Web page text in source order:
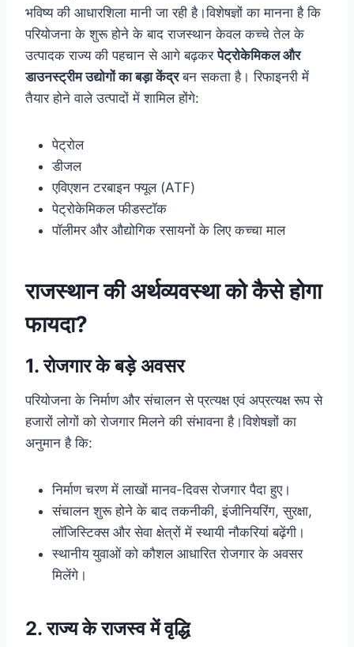
भविष्य की आधारशिला मानी जा रही है।विशेषज्ञों का मानना है कि
परियोजना के शुरू होने के बाद राजस्थान केवल कच्चे तेल के
उत्पादक राज्य की पहचान से आगे बढ़करपेट्रोकेमिकल और
डाउनस्ट्रीम उद्योगों का बड़ा केंद्रबन सकता है। रिफाइनरी में
तैयार होने वाले उत्पादों में शामिल होंगे:
पेट्रोल
डीजल
एविएशन टरबाइन फ्यूल (ATF)
पेट्रोकेमिकल फीडस्टॉक
पॉलीमर और औद्योगिक रसायनों के लिए कच्चा माल
राजस्थान की अर्थव्यवस्था को कैसे होगा
फायदा?
1. रोजगार के बड़े अवसर
परियोजना के निर्माण और संचालन से प्रत्यक्ष एवं अप्रत्यक्ष रूप से
हजारों लोगों को रोजगार मिलने की संभावना है।विशेषज्ञों का
अनुमान है कि:
निर्माण चरण में लाखों मानव-दिवस रोजगार पैदा हुए।
संचालन शुरू होने के बाद तकनीकी, इंजीनियरिंग, सुरक्षा,
लॉजिस्टिक्स और सेवा क्षेत्रों में स्थायी नौकरियां बढ़ेंगी।
स्थानीय युवाओं को कौशल आधारित रोजगार के अवसर
मिलेंगे।
2. राज्य के राजस्व में वृद्धि